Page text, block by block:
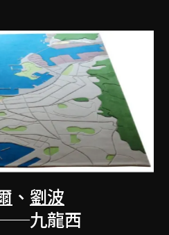
、 劉波
九龍西